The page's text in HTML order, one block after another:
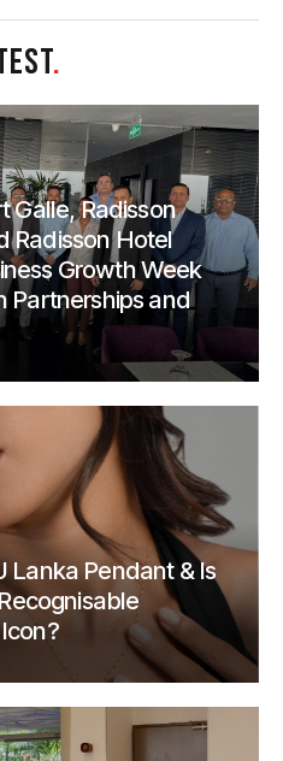
.
Galle, Radisson
Radisson Hotel
Growth Week
Partnerships and
Lanka Pendant & Is